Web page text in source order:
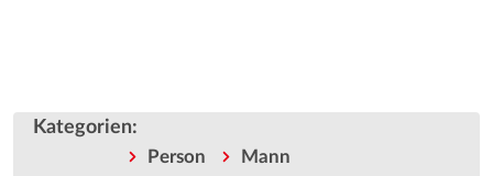
Kategorien:
Person
Mann